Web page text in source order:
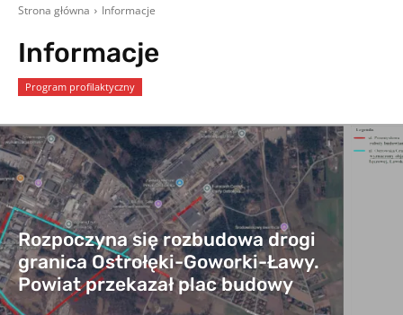
Strona główna Informacje
Informacje
Program profilaktyczny
Rozpoczyna się rozbudowa drogi
granica Ostrołęki-Goworki-Ławy.
Powiat przekazał plac budowy